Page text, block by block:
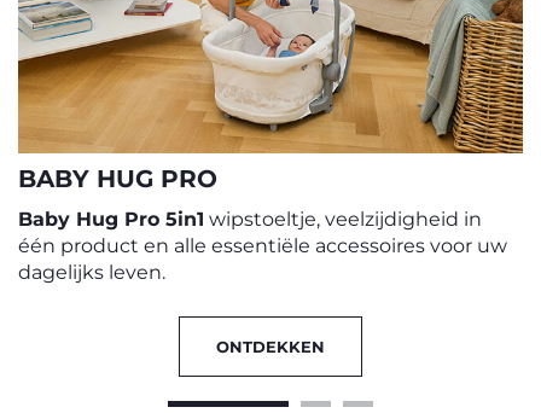
BABY HUG PRO
Baby Hug Pro 5in1 wipstoeltje, veelzijdigheid in
één product en alle essentiële accessoires voor uw
dagelijks leven.
ONTDEKKEN